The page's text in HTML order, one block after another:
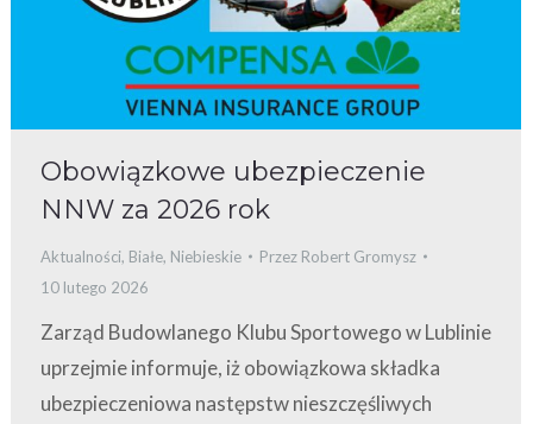
Obowiązkowe ubezpieczenie
NNW za 2026 rok
Aktualności, Białe, Niebieskie Przez Robert Gromysz
10 lutego 2026
Zarząd Budowlanego Klubu Sportowego w Lublinie
uprzejmie informuje, iż obowiązkowa składka
ubezpieczeniowa następstw nieszczęśliwych